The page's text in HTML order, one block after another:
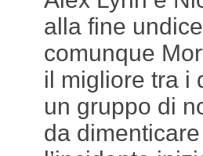
alla fine
comunque
il migliore tra i
un gruppo di
da